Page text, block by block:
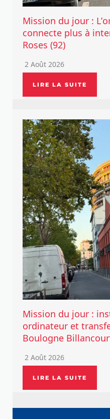
Mission du jour :
connecte plus à
Roses (92)
2 Août 2026
LIRE LA SUITE
Mission du jour :
ordinateur et
Boulogne
2 Août 2026
LIRE LA SUITE